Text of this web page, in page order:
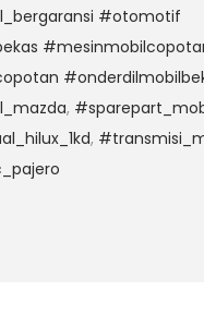
#otomotif
,
,